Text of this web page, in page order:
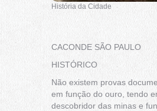
História da Cidade
CACONDE SÃO PAULO
HISTÓRICO
Não existem provas
em função do ouro, tendo
descobridor das minas e